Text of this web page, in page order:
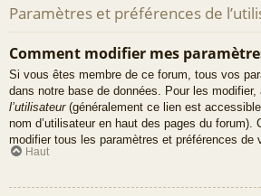
Paramètres et préférences de
Comment modifier mes
Si vous êtes membre de ce forum, tous vos
dans notre base de données. Pour les modifier,
l’utilisateur(généralement ce lien est
nom d’utilisateur en haut des pages du forum).
modifier tous les paramètres et préférences de
Haut